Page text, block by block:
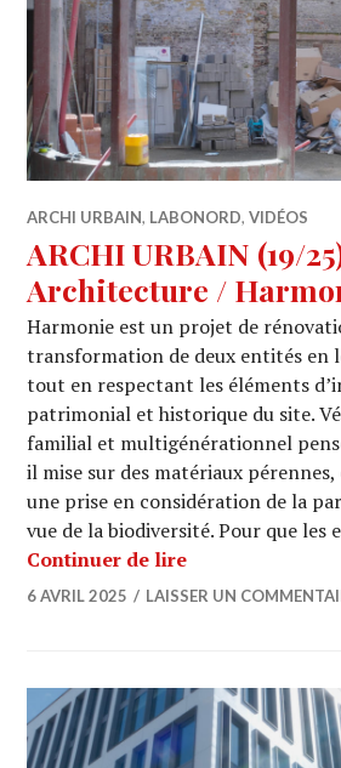
ARCHI URBAIN, LABONORD,VIDÉOS
ARCHI URBAIN (19/
Architecture /
Harmonie est un projet de
transformation de deux entités en
tout en respectant les éléments
patrimonial et historique du site.
familial et multigénérationnel
il mise sur des matériaux
une prise en considération de la
vue de la biodiversité. Pour que les
Continuer de lireARCHI
6 AVRIL 2025 LAISSER UN